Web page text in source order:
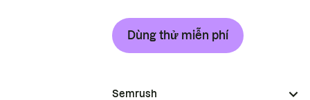
Dùng thử miễn phí
Semrush